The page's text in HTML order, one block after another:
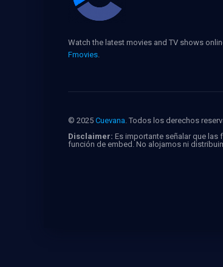
Watch the latest movies and TV shows
Fmovies
© 2025 Cuevana . Todos los derechos
Disclaimer: Es importante señalar que
función de embed. No alojamos ni